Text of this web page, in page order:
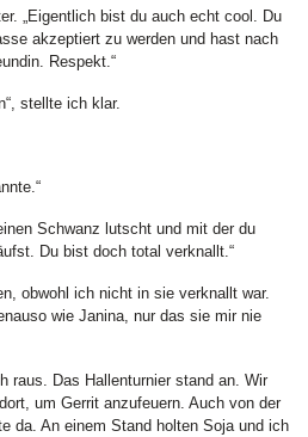
„Eigentlich bist du auch echt cool. Du
akzeptiert zu werden und hast nach
Respekt.“
stellte ich klar.
Schwanz lutscht und mit der du
Du bist doch total verknallt.“
obwohl ich nicht in sie verknallt war.
wie Janina, nur das sie mir nie
raus. Das Hallenturnier stand an. Wir
um Gerrit anzufeuern. Auch von der
da. An einem Stand holten Soja und ich